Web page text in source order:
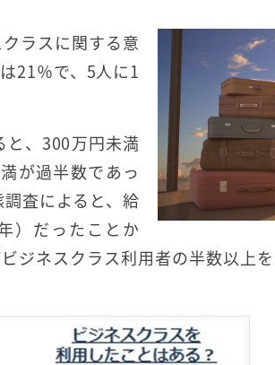
ラスに関する意
21％で、5人に1
と、300万円未満
が過半数であっ
査によると、給
）だったことか
ジネスクラス利用者の半数以上